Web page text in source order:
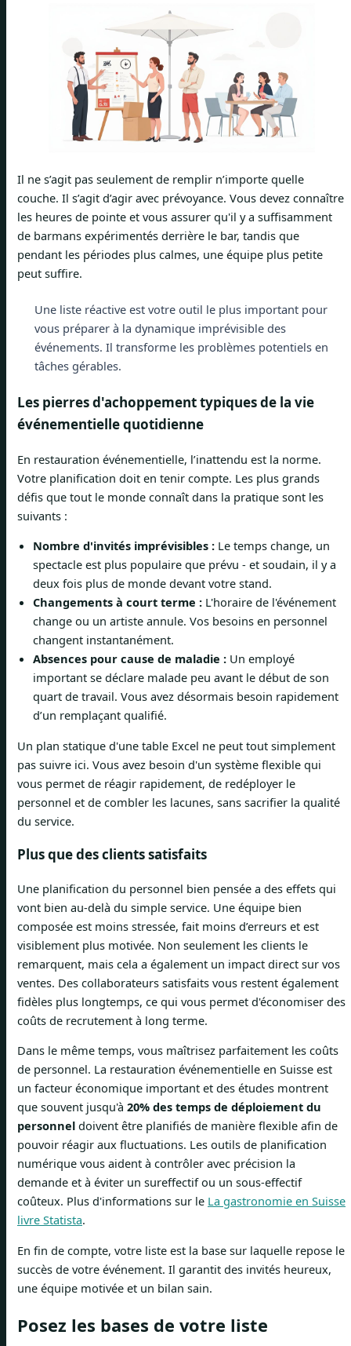
Il ne s’agit pas seulement de remplir n’importe quelle
couche. Il s’agit d’agir avec prévoyance. Vous devez connaître
les heures de pointe et vous assurer qu'il y a suffisamment
de barmans expérimentés derrière le bar, tandis que
pendant les périodes plus calmes, une équipe plus petite
peut suffire.
Une liste réactive est votre outil le plus important pour
vous préparer à la dynamique imprévisible des
événements. Il transforme les problèmes potentiels en
tâches gérables.
Les pierres d'achoppement typiques de la vie
événementielle quotidienne
En restauration événementielle, l’inattendu est la norme.
Votre planification doit en tenir compte. Les plus grands
défis que tout le monde connaît dans la pratique sont les
suivants :
Nombre d'invités imprévisibles : Le temps change, un
spectacle est plus populaire que prévu - et soudain, il y a
deux fois plus de monde devant votre stand.
Changements à court terme : L'horaire de l'événement
change ou un artiste annule. Vos besoins en personnel
changent instantanément.
Absences pour cause de maladie : Un employé
important se déclare malade peu avant le début de son
quart de travail. Vous avez désormais besoin rapidement
d’un remplaçant qualifié.
Un plan statique d'une table Excel ne peut tout simplement
pas suivre ici. Vous avez besoin d'un système flexible qui
vous permet de réagir rapidement, de redéployer le
personnel et de combler les lacunes, sans sacrifier la qualité
du service.
Plus que des clients satisfaits
Une planification du personnel bien pensée a des effets qui
vont bien au-delà du simple service. Une équipe bien
composée est moins stressée, fait moins d’erreurs et est
visiblement plus motivée. Non seulement les clients le
remarquent, mais cela a également un impact direct sur vos
ventes. Des collaborateurs satisfaits vous restent également
fidèles plus longtemps, ce qui vous permet d'économiser des
coûts de recrutement à long terme.
Dans le même temps, vous maîtrisez parfaitement les coûts
de personnel. La restauration événementielle en Suisse est
un facteur économique important et des études montrent
que souvent jusqu'à 20% des temps de déploiement du
personnel doivent être planifiés de manière flexible afin de
pouvoir réagir aux fluctuations. Les outils de planification
numérique vous aident à contrôler avec précision la
demande et à éviter un sureffectif ou un sous-effectif
coûteux. Plus d'informations sur le La gastronomie en Suisse
livre Statista.
En fin de compte, votre liste est la base sur laquelle repose le
succès de votre événement. Il garantit des invités heureux,
une équipe motivée et un bilan sain.
Posez les bases de votre liste